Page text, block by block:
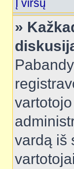
Į viršų
»
vardą iš